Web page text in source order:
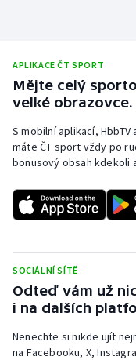
Rychlobruslení
Rychlostní kanoistika
Short track
Stolní tenis
Triatlon
Veslování
Vodní slalom
APLIKACE ČT SPORT
Mějte celý
velké obrazovce.
S mobilní aplikací,
máte ČT sport vždy po
bonusový obsah kdekoli
SOCIÁLNÍ SÍTĚ
Odteď vám už
i na dalších
Nenechte si nikde ujít
na Facebooku, X,